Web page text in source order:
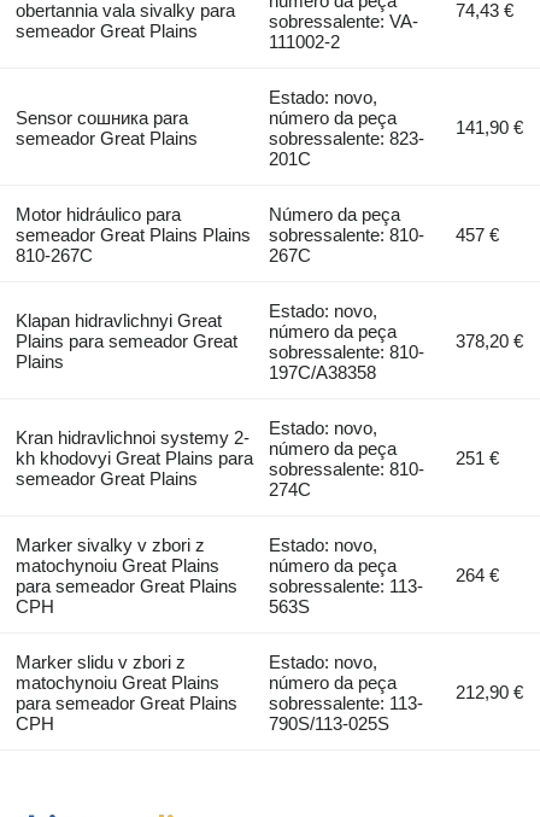
obertannia vala sivalky para
semeador Great Plains
sobressalente: VA-
111002-2
74,43 €
Sensor сошника para
semeador Great Plains
Estado: novo,
número da peça
sobressalente: 823-
201C
141,90 €
Motor hidráulico para
semeador Great Plains Plains
810-267C
Número da peça
sobressalente: 810-
267C
457 €
Klapan hidravlichnyi Great
Plains para semeador Great
Plains
Estado: novo,
número da peça
sobressalente: 810-
197C/A38358
378,20 €
Kran hidravlichnoi systemy 2-
kh khodovyi Great Plains para
semeador Great Plains
Estado: novo,
número da peça
sobressalente: 810-
274C
251 €
Marker sivalky v zbori z
matochynoiu Great Plains
para semeador Great Plains
CPH
Estado: novo,
número da peça
sobressalente: 113-
563S
264 €
Marker slidu v zbori z
matochynoiu Great Plains
para semeador Great Plains
CPH
Estado: novo,
número da peça
sobressalente: 113-
790S/113-025S
212,90 €